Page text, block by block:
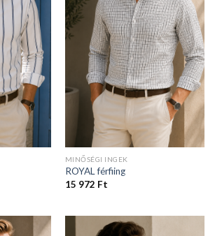
MINŐSÉGI INGEK
ROYAL férfiing
15 972 Ft